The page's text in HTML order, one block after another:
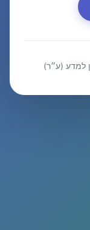
למדע (ע״ר)